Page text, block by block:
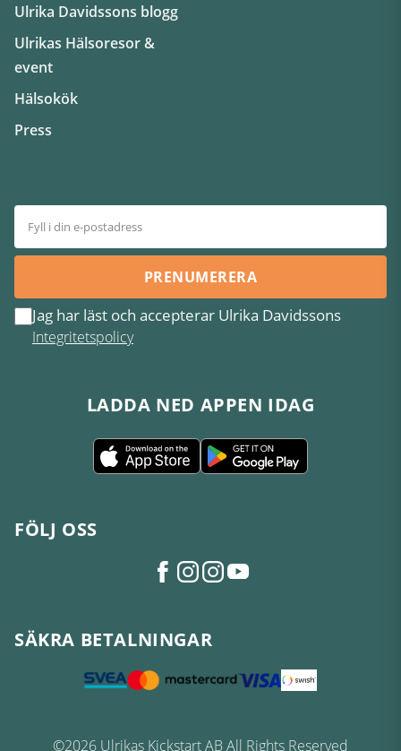
Ulrika Davidssons blogg
Ulrikas Hälsoresor &
event
Hälsokök
Press
PRENUMERERA
Jag har läst och accepterar Ulrika Davidssons
Integritetspolicy
LADDA NED APPEN IDAG
FÖLJ OSS
SÄKRA BETALNINGAR
©2026 Ulrikas Kickstart AB All Rights Reserved